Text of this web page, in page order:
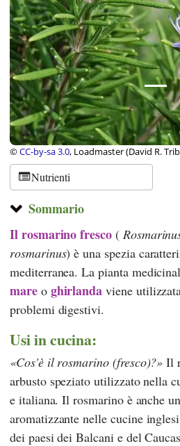
©CC-by-sa 3.0, Loadmaster (David R.
Nutrienti
Sommario
Il rosmarino fresco(
rosmarinus) è una spezia
mediterranea. La pianta
mareo ghirlanda viene
problemi digestivi.
Usi in cucina:
Cos'è il rosmarino (fresco)? Il
arbusto speziato utilizzato nella
e italiana. Il rosmarino è anche
aromatizzante nelle cucine
dei paesi dei Balcani e del